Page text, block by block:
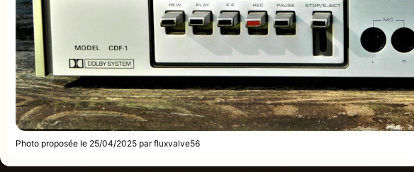
Photo proposée le 25/04/2025 par fluxvalve56